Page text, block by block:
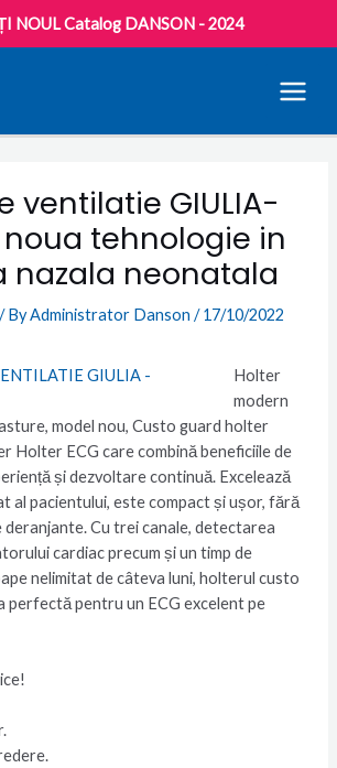
NOUL Catalog DANSON - 2024
ventilatie GIULIA-
tehnologie in
nazala neonatala
/ ByAdministrator Danson/17/10/2022
Holter
modern
model nou, Custo guard holter
Holter ECG care combină beneficiile de
și dezvoltare continuă. Excelează
al pacientului, este compact și ușor, fără
deranjante. Cu trei canale, detectarea
cardiac precum și un timp de
nelimitat de câteva luni, holterul custo
perfectă pentru un ECG excelent pe